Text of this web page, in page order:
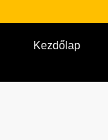
Kezdőlap